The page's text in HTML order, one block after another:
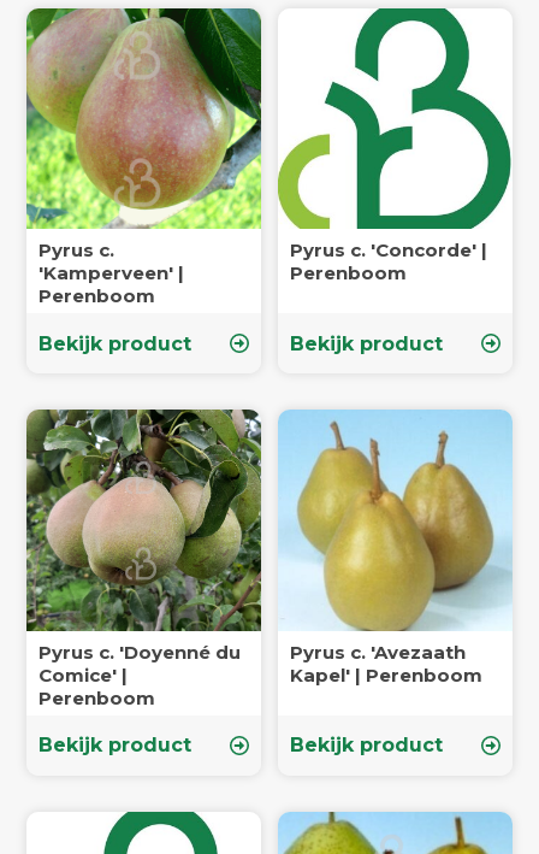
Pyrus c.
'Kamperveen' |
Perenboom
Bekijk product
Pyrus c. 'Concorde' |
Perenboom
Bekijk product
Pyrus c. 'Doyenné du
Comice' |
Perenboom
Bekijk product
Pyrus c. 'Avezaath
Kapel' | Perenboom
Bekijk product